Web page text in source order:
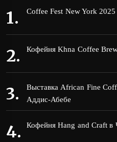
Coffee Fest New York 2025
Кофейня Khna Coffee
Выставка African Fine
Аддис-Абебе
Кофейня Hang and Craft в